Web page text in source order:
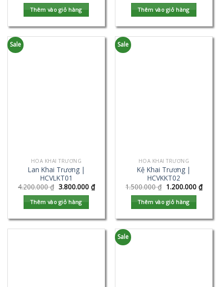
Thêm vào giỏ hàng Thêm vào giỏ hàng
Sale
HOA KHAI TRƯƠNG
Lan Khai Trương |
HCVLKT01
4.200.000₫ 3.800.000 ₫
Thêm vào giỏ hàng
Sale
HOA KHAI TRƯƠNG
Kệ Khai Trương |
HCVKKT02
1.500.000₫ 1.200.000 ₫
Thêm vào giỏ hàng
Sale